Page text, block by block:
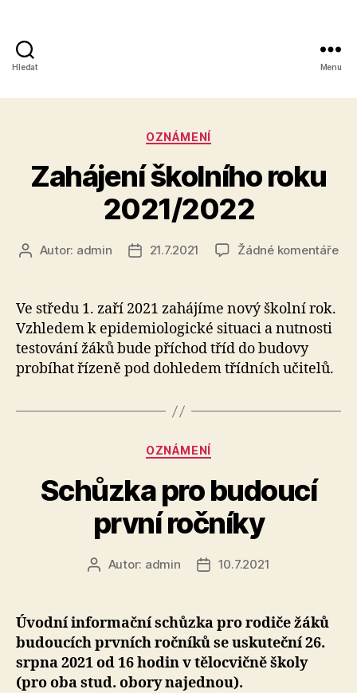
Hledat
akademie,
Kolín
IV,
Kutnohorská
41
Menu
Rubriky
OZNÁMENÍ
Zahájení školního roku
2021/2022
AutorAutor: admin
Datum
21.7.2021 Žádné komentářeu
Ve středu 1. zaří 2021 zahájíme nový školní rok.
Vzhledem k epidemiologické situaci a nutnosti
testování žáků bude příchod tříd do budovy
probíhat řízeně pod dohledem třídních učitelů.
Rubriky
OZNÁMENÍ
Schůzka pro budoucí
první ročníky
AutorAutor: admin
Datum
10.7.2021
Úvodní informační schůzka pro rodiče žáků
budoucích prvních ročníků se uskuteční 26.
srpna 2021 od 16 hodin v tělocvičně školy
(pro oba stud. obory najednou).